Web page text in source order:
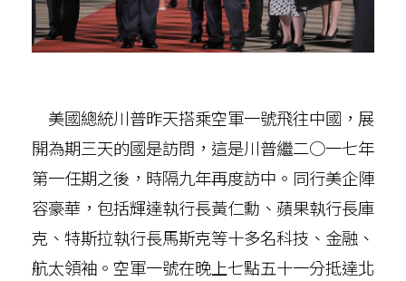
美國總統川普昨天搭乘空軍一號飛往中國，展
開為期三天的國是訪問，這是川普繼二○一七年
第一任期之後，時隔九年再度訪中。同行美企陣
容豪華，包括輝達執行長黃仁勳、蘋果執行長庫
克、特斯拉執行長馬斯克等十多名科技、金融、
航太領袖。空軍一號在晚上七點五十一分抵達北